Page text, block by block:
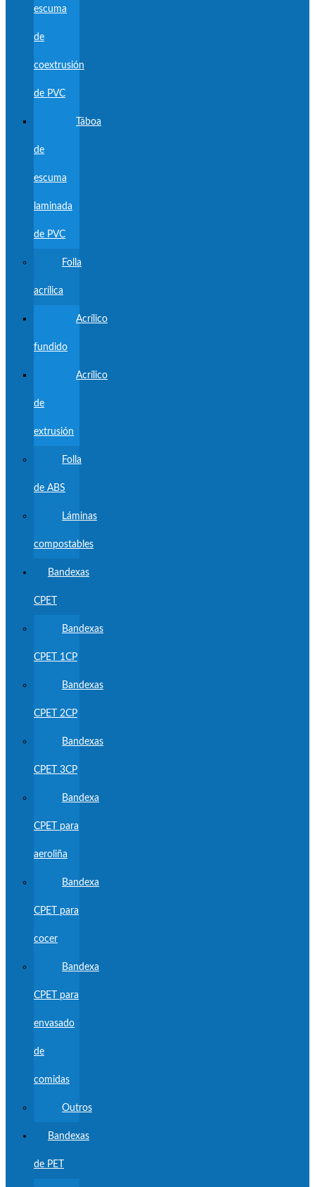
escuma
de
coextrusión
de PVC
Táboa
de
escuma
laminada
de PVC
Folla
acrílica
Acrílico
fundido
Acrílico
de
extrusión
Folla
de ABS
Láminas
compostables
Bandexas
CPET
Bandexas
CPET 1CP
Bandexas
CPET 2CP
Bandexas
CPET 3CP
Bandexa
CPET para
aeroliña
Bandexa
CPET para
cocer
Bandexa
CPET para
envasado
de
comidas
Outros
Bandexas
de PET